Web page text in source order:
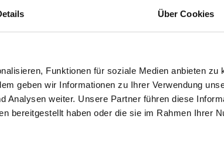
Über Cookies
Funktionen für soziale Medien anbieten zu
geben wir Informationen zu Ihrer Verwendung
Analysen weiter. Unsere Partner führen diese
bereitgestellt haben oder die sie im Rahmen Ihrer